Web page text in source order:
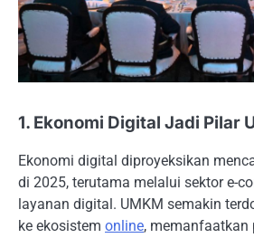
1. Ekonomi Digital Jadi Pilar
Ekonomi digital diproyeksikan
di 2025, terutama melalui sektor e-
layanan digital. UMKM semakin
ke ekosistem online, memanfaatkan